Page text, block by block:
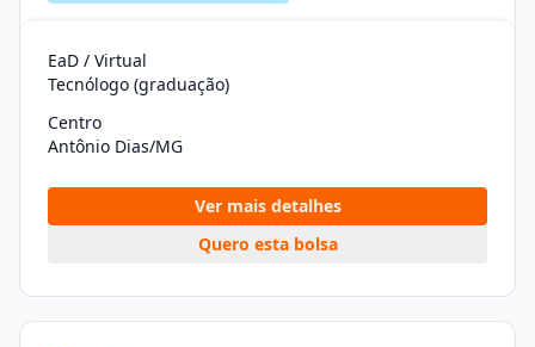
EaD / Virtual
Tecnólogo (graduação)
Centro
Antônio Dias/MG
Ver mais detalhes
Quero esta bolsa